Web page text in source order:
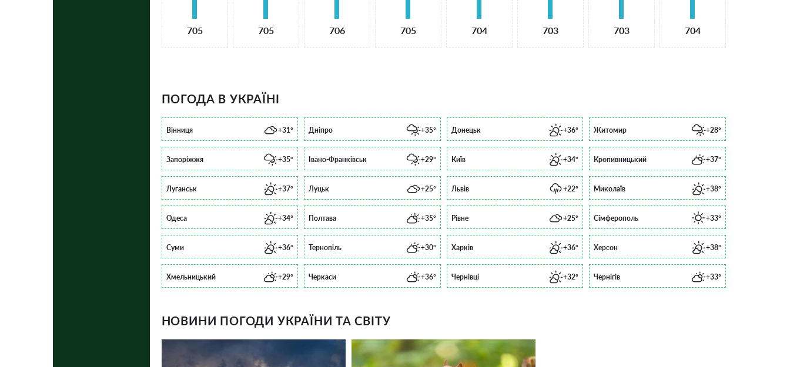
705 705 706 705 704 703 703 704
ПОГОДА В УКРАЇНІ
Вінниця +31° Дніпро +35° Донецьк +36° Житомир +28°
Запоріжжя +35° Івано-Франківськ +29° Київ +34° Кропивницький +37°
Луганськ +37° Луцьк +25° Львів +22° Миколаїв +38°
Одеса +34° Полтава +35° Рівне +25° Сімферополь +33°
Суми +36° Тернопіль +30° Харків +36° Херсон +38°
Хмельницький +29° Черкаси +36° Чернівці +32° Чернігів +33°
НОВИНИ ПОГОДИ УКРАЇНИ ТА СВІТУ